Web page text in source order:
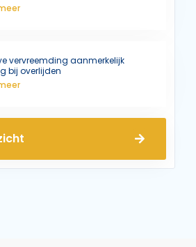
vervreemding aanmerkelijk
bij overlijden